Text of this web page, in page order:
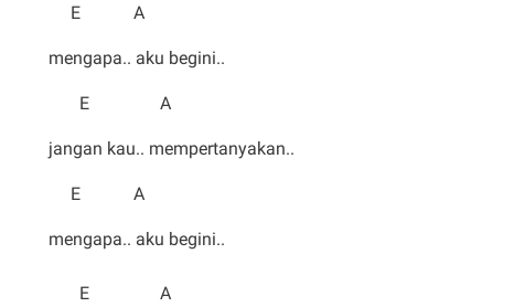
E A
mengapa.. aku begini..
E A
jangan kau.. mempertanyakan..
E A
mengapa.. aku begini..
E A